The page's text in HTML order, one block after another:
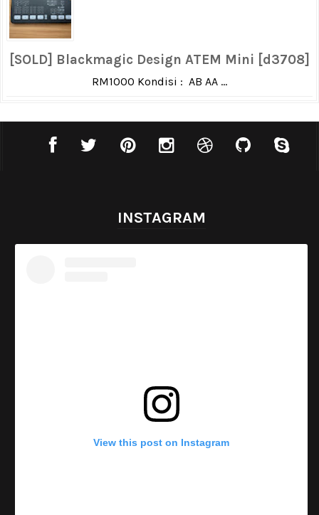
[SOLD] Blackmagic Design ATEM Mini [d3708]
RM1000 Kondisi : AB AA ...
INSTAGRAM
View this post on Instagram